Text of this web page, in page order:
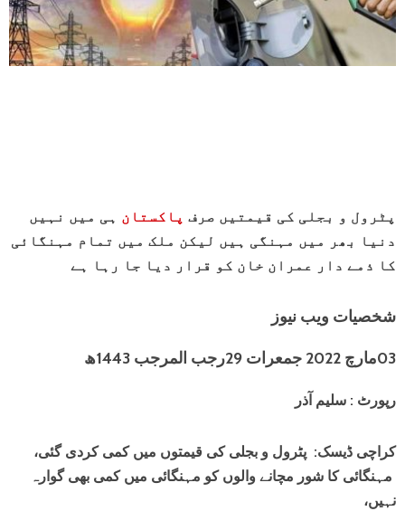
پٹرول و بجلی کی قیمتیں صرف پاکستان ہی میں نہیں
دنیا بھر میں مہنگی ہیں لیکن ملک میں تمام مہنگائی
کا ذمے دار عمران خان کو قرار دیا جا رہا ہے
شخصیات ویب نیوز
03مارچ 2022 جمعرات 29رجب المرجب 1443ھ
رپورٹ : سلیم آذر
کراچی ڈیسک: پٹرول و بجلی کی قیمتوں میں کمی کردی گئی،
مہنگائی کا شور مچانے والوں کو مہنگائی میں کمی بھی گوارہ
نہیں،